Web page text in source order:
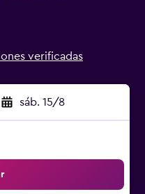
verificadas
sáb. 15/8